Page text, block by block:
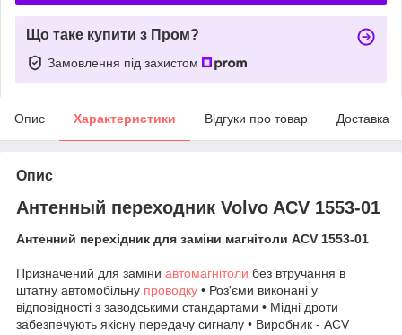
Що таке купити з Пром?
Замовлення під захистом
Опис Характеристики Відгуки про товар Доставка
Опис
Антенный переходник Volvo ACV 1553-01
Антенний перехідник для заміни магнітоли ACV 1553-01
Призначений для заміни автомагнітоли без втручання в
штатну автомобільну проводку • Роз'єми виконані у
відповідності з заводськими стандартами • Мідні дроти
забезпечують якісну передачу сигналу • Виробник - ACV